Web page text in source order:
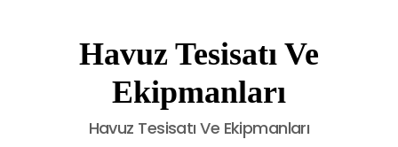
Havuz Tesisatı Ve
Ekipmanları
Havuz Tesisatı Ve Ekipmanları